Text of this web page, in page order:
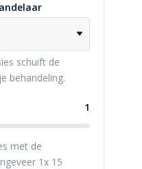
schuift de
behandeling.
1
met de
1x 15